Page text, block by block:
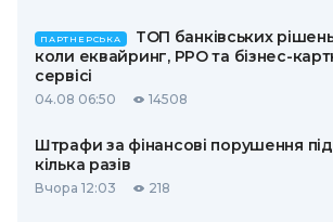
ПАРТНЕРСЬКА
ТОП банківських
коли еквайринг, РРО та бізнес-
сервісі
04.08 06:50 14508
Штрафи за фінансові порушення
кілька разів
Вчора 12:03 218